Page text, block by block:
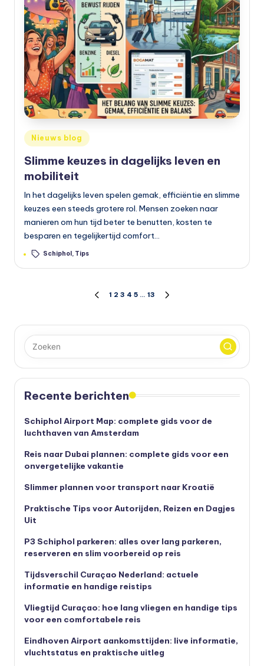
Geplaatst
in
Nieuws blog
Slimme keuzes in dagelijks leven en
mobiliteit
In het dagelijks leven spelen gemak, efficiëntie en slimme
keuzes een steeds grotere rol. Mensen zoeken naar
manieren om hun tijd beter te benutten, kosten te
besparen en tegelijkertijd comfort…
Tags: Schiphol , Tips
Berichten
paginering
VORIGE
1 2 3 4 5 … 13
Recente berichten
Schiphol Airport Map: complete gids voor de
luchthaven van Amsterdam
Reis naar Dubai plannen: complete gids voor een
onvergetelijke vakantie
Slimmer plannen voor transport naar Kroatië
Praktische Tips voor Autorijden, Reizen en Dagjes
Uit
P3 Schiphol parkeren: alles over lang parkeren,
reserveren en slim voorbereid op reis
Tijdsverschil Curaçao Nederland: actuele
informatie en handige reistips
Vliegtijd Curaçao: hoe lang vliegen en handige tips
voor een comfortabele reis
Eindhoven Airport aankomsttijden: live informatie,
vluchtstatus en praktische uitleg